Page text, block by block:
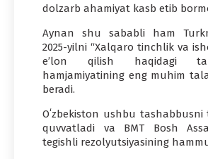
dolzarb ahamiyat kasb etib
Aynan shu sababli ham
2025-yilni “Xalqaro tinchlik va
eʼlon qilish haqidagi
hamjamiyatining eng muhim
beradi.
Oʻzbekiston ushbu tashabbusni
quvvatladi va BMT Bosh
tegishli rezolyutsiyasining